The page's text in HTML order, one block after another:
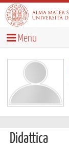
Menu
Didattica